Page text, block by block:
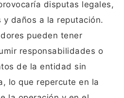
disputas legales,
daños a la reputación.
pueden tener
responsabilidades o
de la entidad sin
lo que repercute en la